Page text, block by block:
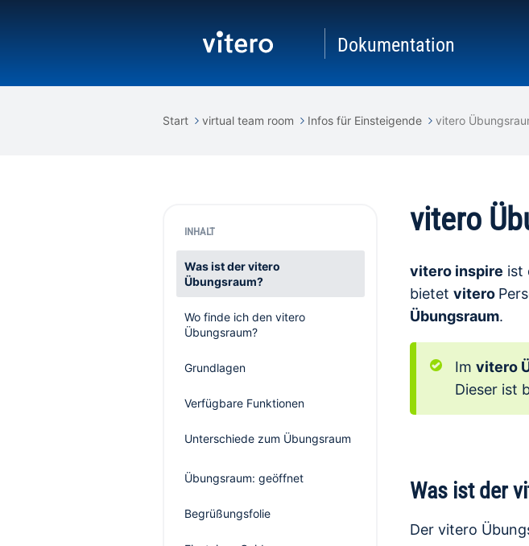
Dokumentation
Start virtual team room Infos für Einsteigende vitero
INHALT
Was ist der vitero
Übungsraum?
Wo finde ich den vitero
Übungsraum?
Grundlagen
Verfügbare Funktionen
Unterschiede zum Übungsraum
Übungsraum: geöffnet
Begrüßungsfolie
vitero
vitero inspire ist
bietet vitero
Übungsraum.
Im vitero
Dieser ist
Was ist der
Der vitero